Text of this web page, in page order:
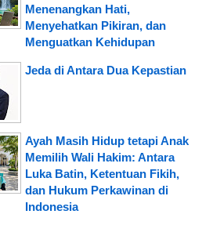
Menenangkan Hati,
Menyehatkan Pikiran, dan
Menguatkan Kehidupan
Jeda di Antara Dua Kepastian
Ayah Masih Hidup tetapi Anak
Memilih Wali Hakim: Antara
Luka Batin, Ketentuan Fikih,
dan Hukum Perkawinan di
Indonesia